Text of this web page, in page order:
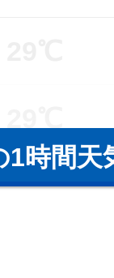
1時間天